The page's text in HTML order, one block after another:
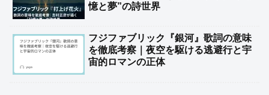
憶と夢”の詩世界
フジファブリック『銀河』歌詞の意味
を徹底考察｜夜空を駆ける逃避行と宇
宙的ロマンの正体